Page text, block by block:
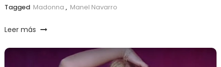
Tagged Madonna , Manel Navarro
Leer más